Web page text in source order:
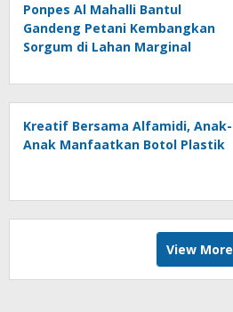
Ponpes Al Mahalli Bantul
Gandeng Petani Kembangkan
Sorgum di Lahan Marginal
Kreatif Bersama Alfamidi, Anak-
Anak Manfaatkan Botol Plastik
View More